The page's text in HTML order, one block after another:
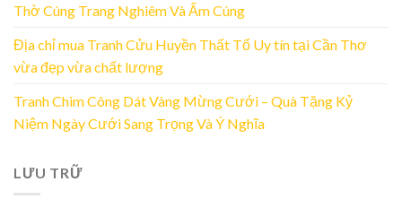
Thờ Cúng Trang Nghiêm Và Ấm Cúng
Địa chỉ mua Tranh Cửu Huyền Thất Tổ Uy tín tại Cần Thơ
vừa đẹp vừa chất lượng
Tranh Chim Công Dát Vàng Mừng Cưới – Quà Tặng Kỷ
Niệm Ngày Cưới Sang Trọng Và Ý Nghĩa
LƯU TRỮ